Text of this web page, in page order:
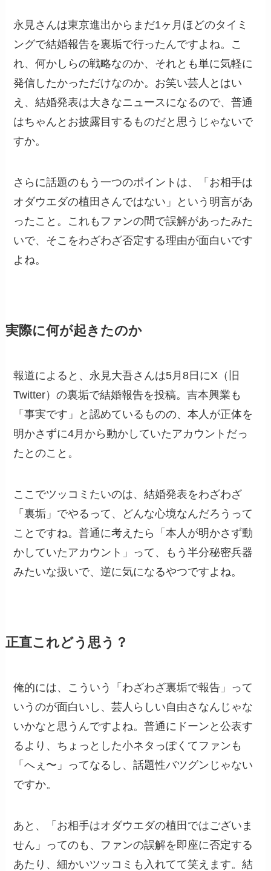
永見さんは東京進出からまだ1ヶ月ほどのタイミ
ングで結婚報告を裏垢で行ったんですよね。こ
れ、何かしらの戦略なのか、それとも単に気軽に
発信したかっただけなのか。お笑い芸人とはい
え、結婚発表は大きなニュースになるので、普通
はちゃんとお披露目するものだと思うじゃないで
すか。
さらに話題のもう一つのポイントは、「お相手は
オダウエダの植田さんではない」という明言があ
ったこと。これもファンの間で誤解があったみた
いで、そこをわざわざ否定する理由が面白いです
よね。
実際に何が起きたのか
報道によると、永見大吾さんは5月8日にX（旧
Twitter）の裏垢で結婚報告を投稿。吉本興業も
「事実です」と認めているものの、本人が正体を
明かさずに4月から動かしていたアカウントだっ
たとのこと。
ここでツッコミたいのは、結婚発表をわざわざ
「裏垢」でやるって、どんな心境なんだろうって
ことですね。普通に考えたら「本人が明かさず動
かしていたアカウント」って、もう半分秘密兵器
みたいな扱いで、逆に気になるやつですよね。
正直これどう思う？
俺的には、こういう「わざわざ裏垢で報告」って
いうのが面白いし、芸人らしい自由さなんじゃな
いかなと思うんですよね。普通にドーンと公表す
るより、ちょっとした小ネタっぽくてファンも
「へぇ〜」ってなるし、話題性バツグンじゃない
ですか。
あと、「お相手はオダウエダの植田ではございま
せん」ってのも、ファンの誤解を即座に否定する
あたり、細かいツッコミも入れてて笑えます。結